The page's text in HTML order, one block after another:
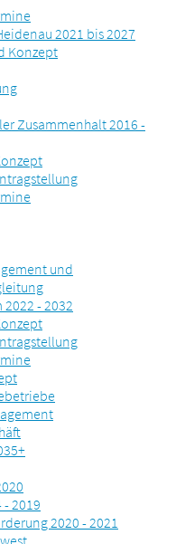
2021 bis 2027
Konzept
Zusammenhalt 2016 -
und
- 2032
2019
2020 - 2021